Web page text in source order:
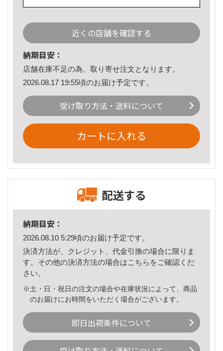
近くの店舗を確認する
納期目安：
店舗在庫不足の為、取り寄せ注文となります。
2026.08.17 19:55頃のお届け予定です。
受け取り方法・送料について
カートに入れる
配送する
納期目安：
2026.08.10 5:29頃のお届け予定です。
決済方法が、クレジット、代金引換の場合に限りま
す。その他の決済方法の場合はこちら をご確認くだ
さい。
※土・日・祝日の注文の場合や在庫状況によって、商品
のお届けにお時間をいただく場合がございます。
即日出荷条件について